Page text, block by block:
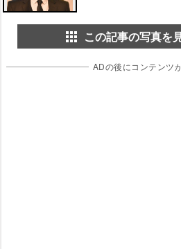
この記事の写真を
ADの後にコンテンツ